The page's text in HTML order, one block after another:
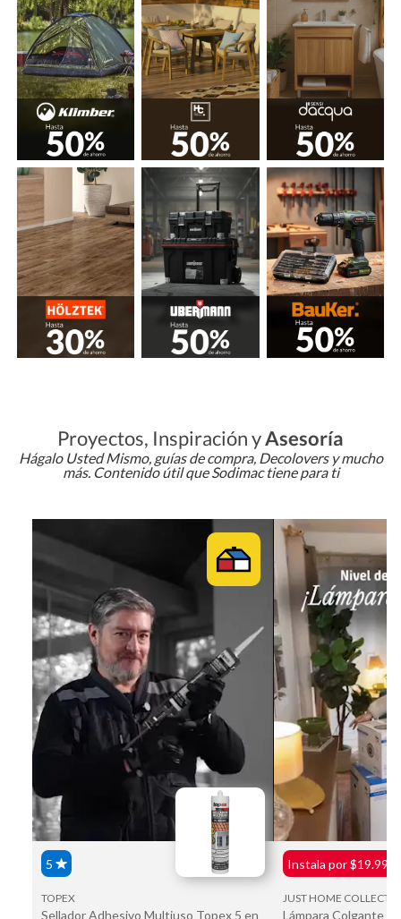
Proyectos, Inspiración yAsesoría
Hágalo Usted Mismo, guías de compra, Decolovers y mucho
más. Contenido útil que Sodimac tiene para ti